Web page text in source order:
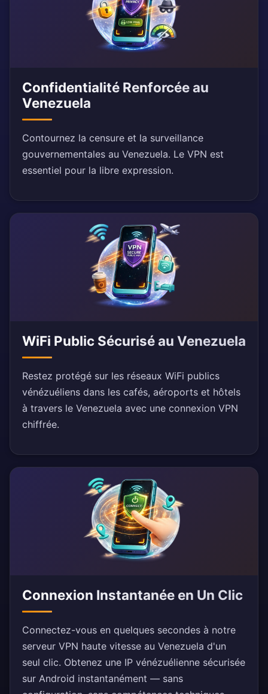
Confidentialité Renforcée au
Venezuela
Contournez la censure et la surveillance
gouvernementales au Venezuela. Le VPN est
essentiel pour la libre expression.
WiFi Public Sécurisé au Venezuela
Restez protégé sur les réseaux WiFi publics
vénézuéliens dans les cafés, aéroports et hôtels
à travers le Venezuela avec une connexion VPN
chiffrée.
Connexion Instantanée en Un Clic
Connectez-vous en quelques secondes à notre
serveur VPN haute vitesse au Venezuela d'un
seul clic. Obtenez une IP vénézuélienne sécurisée
sur Android instantanément — sans